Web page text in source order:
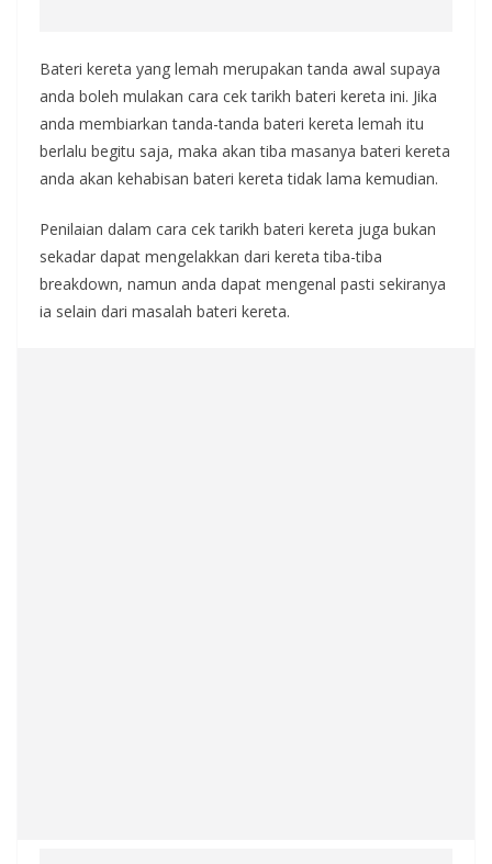
Bateri kereta yang lemah merupakan tanda awal supaya
anda boleh mulakan cara cek tarikh bateri kereta ini. Jika
anda membiarkan tanda-tanda bateri kereta lemah itu
berlalu begitu saja, maka akan tiba masanya bateri kereta
anda akan kehabisan bateri kereta tidak lama kemudian.
Penilaian dalam cara cek tarikh bateri kereta juga bukan
sekadar dapat mengelakkan dari kereta tiba-tiba
breakdown, namun anda dapat mengenal pasti sekiranya
ia selain dari masalah bateri kereta.